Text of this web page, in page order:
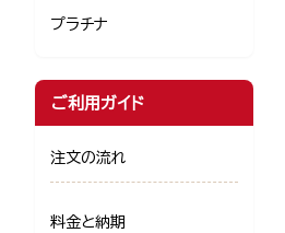
プラチナ
ご利用ガイド
注文の流れ
料金と納期